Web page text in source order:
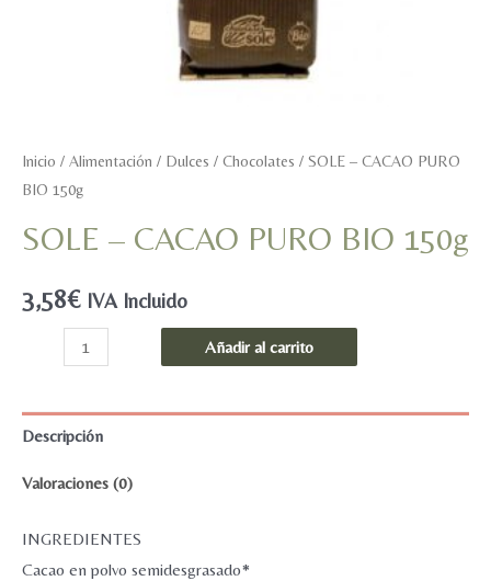
Inicio / Alimentación / Dulces / Chocolates / SOLE – CACAO PURO
BIO 150g
SOLE – CACAO PURO BIO 150g
3,58€ IVA Incluido
PURO
150g
Añadir al carrito
Descripción
Valoraciones (0)
INGREDIENTES
Cacao en polvo semidesgrasado*